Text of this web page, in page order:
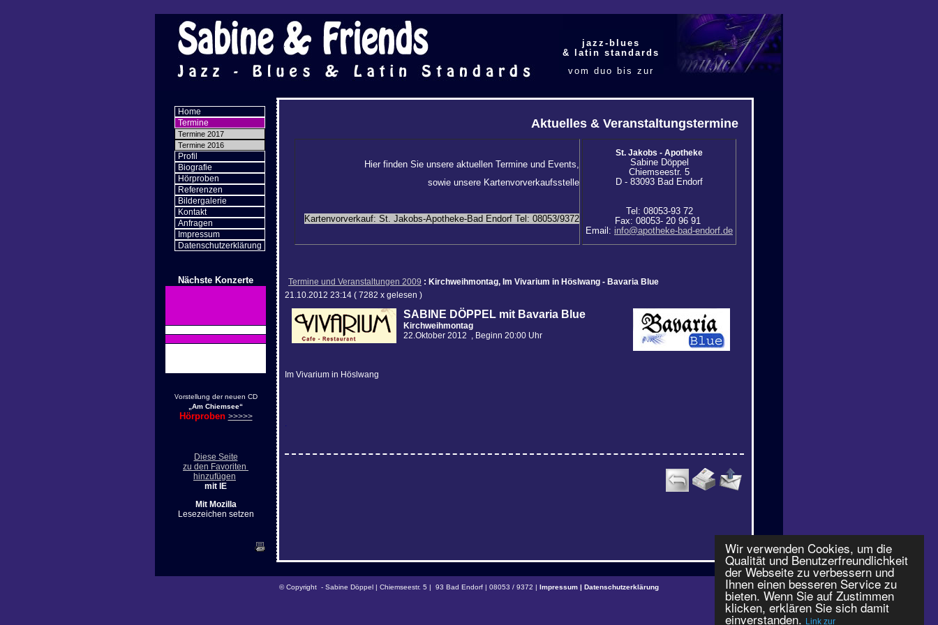
Wir verwenden Cookies, um die
Qualität und Benutzerfreundlichkeit
der Webseite zu verbessern und
Ihnen einen besseren Service zu
bieten. Wenn Sie auf Zustimmen
klicken, erklären Sie sich damit
einverstanden. Link zur
jazz-blues
& latin standards
vom duo bis zur
dem anlass
möglich.
Home
Termine
Termine 2017
Termine 2016
Profil
Biografie
Hörproben
Referenzen
Bildergalerie
Kontakt
Anfragen
Impressum
Datenschutzerklärung
Nächste Konzerte
Vorstellung der neuen CD
„Am Chiemsee“
Hörproben >>>>>
Diese Seite
zu den Favoriten
hinzufügen
mit IE
Mit Mozilla
Lesezeichen setzen
Aktuelles & Veranstaltungstermine
Hier finden Sie unsere aktuellen Termine und Events,
sowie unsere Kartenvorverkaufsstelle
Kartenvorverkauf: St. Jakobs-Apotheke-Bad Endorf Tel: 08053/9372
St. Jakobs - Apotheke
Sabine Döppel
Chiemseestr. 5
D - 83093 Bad Endorf
Tel: 08053-93 72
Fax: 08053- 20 96 91
Email: info@apotheke-bad-endorf.de
Termine und Veranstaltungen 2009 : Kirchweihmontag, Im Vivarium in Höslwang - Bavaria Blue
21.10.2012 23:14 ( 7282 x gelesen )
SABINE DÖPPEL mit Bavaria Blue
Kirchweihmontag
22.Oktober 2012 , Beginn 20:00 Uhr
Im Vivarium in Höslwang
© Copyright - Sabine Döppel | Chiemseestr. 5 | 93 Bad Endorf | 08053 / 9372 | Impressum | Datenschutzerklärung